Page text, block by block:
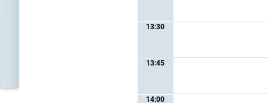
13:30
13:45
14:00